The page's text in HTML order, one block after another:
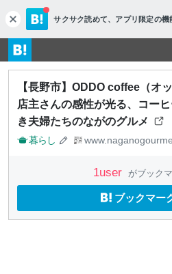
c
l
o
s
e
サクサク読めて、 アプリ限定の機
【長野市】ODDO coffee（
店主さんの感性が光る、コー
き夫婦たちのながのグルメ
暮らし
1user がブック
ブックマー